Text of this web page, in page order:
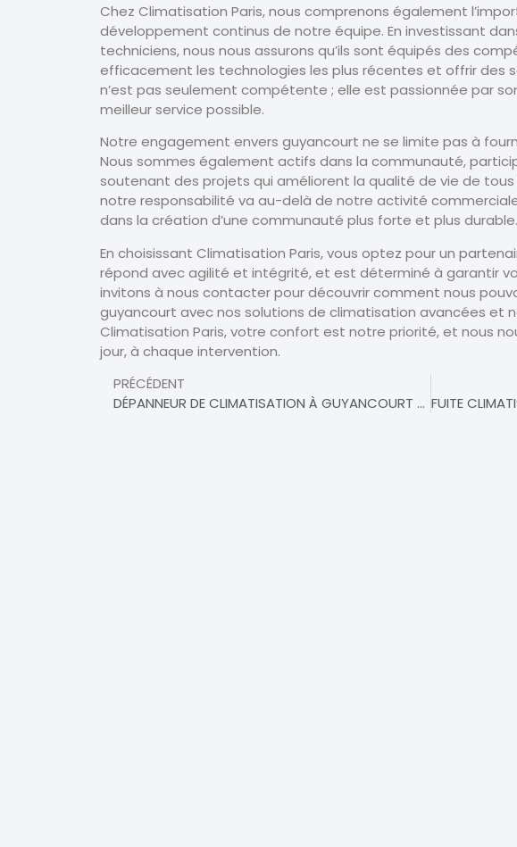
Chez Climatisation Paris, nous comprenons également
développement continus de notre équipe. En investissant
techniciens, nous nous assurons qu’ils sont équipés des
efficacement les technologies les plus récentes et offrir des
n’est pas seulement compétente ; elle est passionnée par
meilleur service possible.
Notre engagement envers guyancourt ne se limite pas à
Nous sommes également actifs dans la communauté,
soutenant des projets qui améliorent la qualité de vie de tous
notre responsabilité va au-delà de notre activité
dans la création d’une communauté plus forte et plus durable.
En choisissant Climatisation Paris, vous optez pour un
répond avec agilité et intégrité, et est déterminé à garantir
invitons à nous contacter pour découvrir comment nous
guyancourt avec nos solutions de climatisation avancées et
Climatisation Paris, votre confort est notre priorité, et nous
jour, à chaque intervention.
PRÉCÉDENT
DÉPANNEUR DE CLIMATISATION À GUYANCOURT – VOTRE SOLUTION RAPIDE ET FIABLE